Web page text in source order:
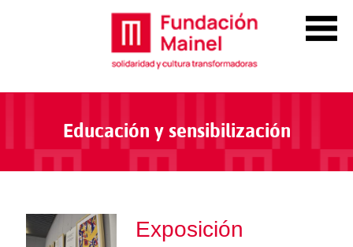
Educación y sensibilización
Exposición